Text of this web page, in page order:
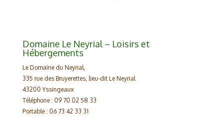
Domaine Le Neyrial – Loisirs et
Hébergements
Le Domaine du Neyrial,
335 rue des Bruyerettes, lieu-dit Le Neyrial
43200 Yssingeaux
Téléphone : 09 70 02 58 33
Portable : 06 73 42 33 31